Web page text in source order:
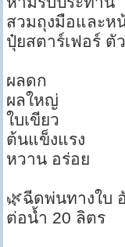
สวมถุงมือและห
ปุ๋ยสตาร์เฟอร์ ตั
ผลดก
ผลใหญ่
ใบเขียว
ต้นแข็งแรง
หวาน อร่อย
🌿ฉีดพ่นทางใบ
ต่อน้ำ 20 ลิตร